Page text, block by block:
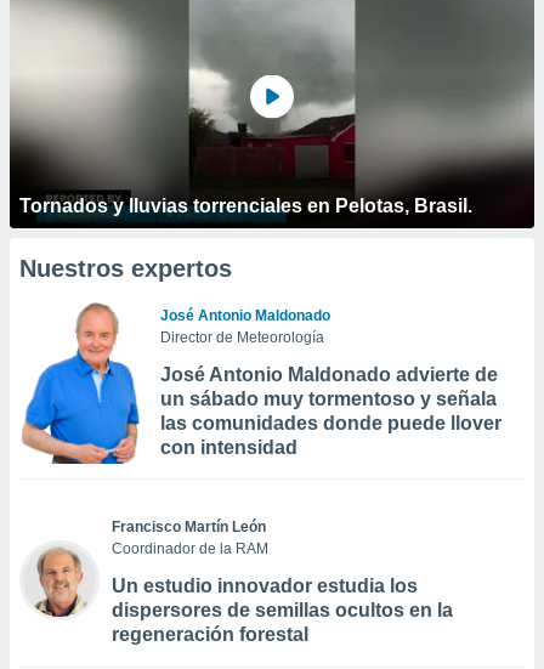
Tornados y lluvias torrenciales en Pelotas, Brasil.
Nuestros expertos
José Antonio Maldonado
Director de Meteorología
José Antonio Maldonado advierte de
un sábado muy tormentoso y señala
las comunidades donde puede llover
con intensidad
Francisco Martín León
Coordinador de la RAM
Un estudio innovador estudia los
dispersores de semillas ocultos en la
regeneración forestal